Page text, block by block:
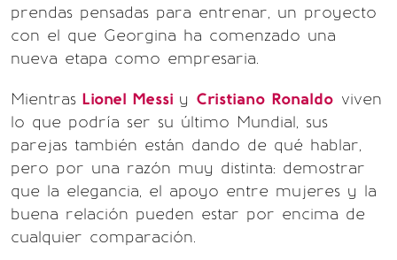
prendas pensadas para entrenar, un proyecto
con el que Georgina ha comenzado una
nueva etapa como empresaria.
Mientras Lionel Messi y Cristiano Ronaldo viven
lo que podría ser su último Mundial, sus
parejas también están dando de qué hablar,
pero por una razón muy distinta: demostrar
que la elegancia, el apoyo entre mujeres y la
buena relación pueden estar por encima de
cualquier comparación.